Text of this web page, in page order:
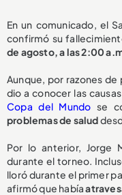
En un comunicado, el
confirmó su
de agosto, a las 2:00
Aunque, por razones
dio a conocer las
Copa del Mundo se
problemas de salud
Por lo anterior, Jorge
durante el torneo.
lloró durante el primer
afirmó que había